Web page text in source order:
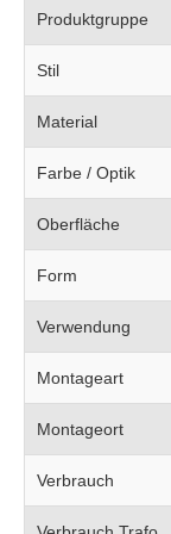
Produktgruppe
Stil
Material
Farbe / Optik
Oberfläche
Form
Verwendung
Montageart
Montageort
Verbrauch